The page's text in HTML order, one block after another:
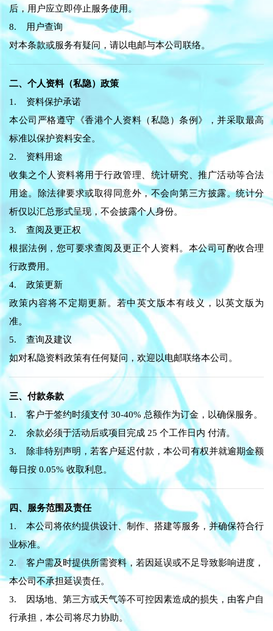
后，用户应立即停止服务使用。
8. 用户查询
对本条款或服务有疑问，请以电邮与本公司联络。
二、个人资料（私隐）政策
1. 资料保护承诺
本公司严格遵守《香港个人资料（私隐）条例》，并采取最高
标准以保护资料安全。
2. 资料用途
收集之个人资料将用于行政管理、统计研究、推广活动等合法
用途。除法律要求或取得同意外，不会向第三方披露。统计分
析仅以汇总形式呈现，不会披露个人身份。
3. 查阅及更正权
根据法例，您可要求查阅及更正个人资料。本公司可酌收合理
行政费用。
4. 政策更新
政策内容将不定期更新。若中英文版本有歧义，以英文版为
准。
5. 查询及建议
如对私隐资料政策有任何疑问，欢迎以电邮联络本公司。
三、付款条款
1. 客户于签约时须支付 30-40% 总额作为订金，以确保服务。
2. 余款必须于活动后或项目完成 25 个工作日内 付清。
3. 除非特别声明，若客户延迟付款，本公司有权并就逾期金额
每日按 0.05% 收取利息。
四、服务范围及责任
1. 本公司将依约提供设计、制作、搭建等服务，并确保符合行
业标准。
2. 客户需及时提供所需资料，若因延误或不足导致影响进度，
本公司不承担延误责任。
3. 因场地、第三方或天气等不可控因素造成的损失，由客户自
行承担，本公司将尽力协助。